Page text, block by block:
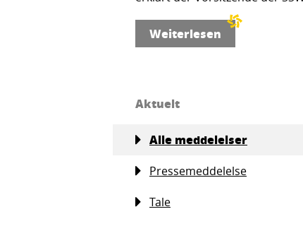
Weiterlesen
Aktuelt
Alle meddelelser
Pressemeddelelse
Tale